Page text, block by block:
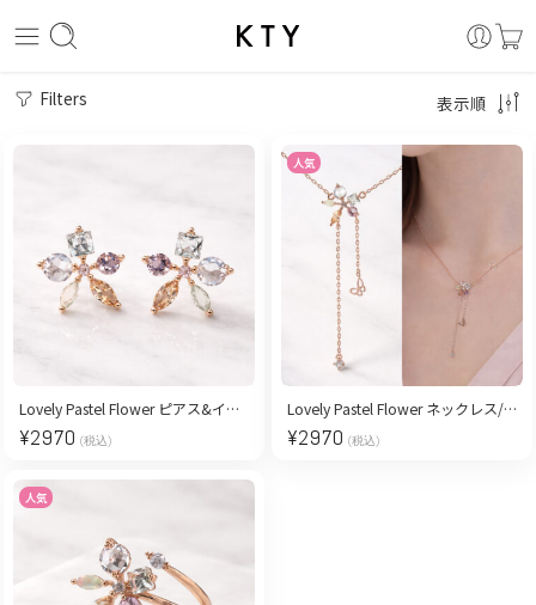
Filters 表示順
Lovely Pastel Flower ピアス&イヤリング/pink gold
¥2970 (税込)
人気
Lovely Pastel Flower ネックレス/ pink gold
¥2970 (税込)
人気